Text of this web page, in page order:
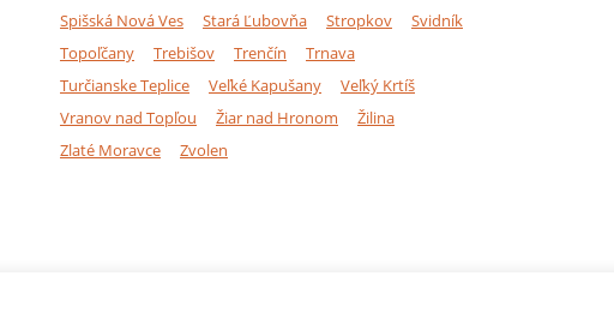
Spišská Nová Ves
Stará Ľubovňa Stropkov
Svidník
Topoľčany
Trebišov Trenčín
Trnava
Turčianske Teplice
Veľké Kapušany
Veľký Krtíš
Vranov nad Topľou
Žiar nad Hronom
Žilina
Zlaté Moravce
Zvolen